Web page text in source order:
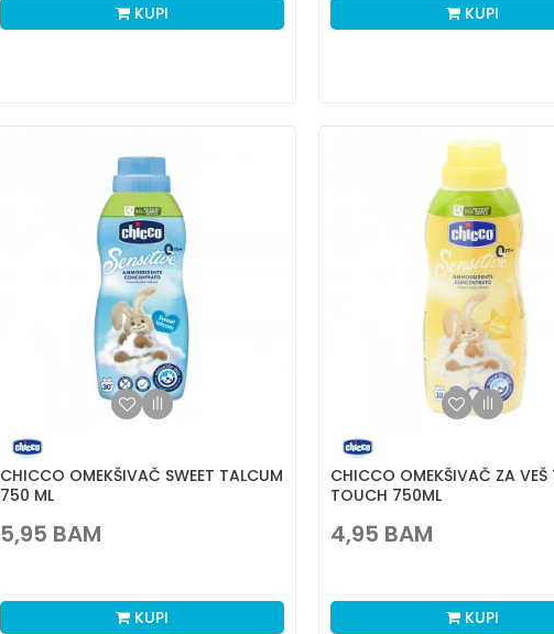
KUPI KUPI
CHICCO OMEKŠIVAČ SWEET TALCUM
750 ML
5,95 BAM
KUPI
CHICCO OMEKŠIVAČ ZA VEŠ
TOUCH 750ML
4,95 BAM
KUPI